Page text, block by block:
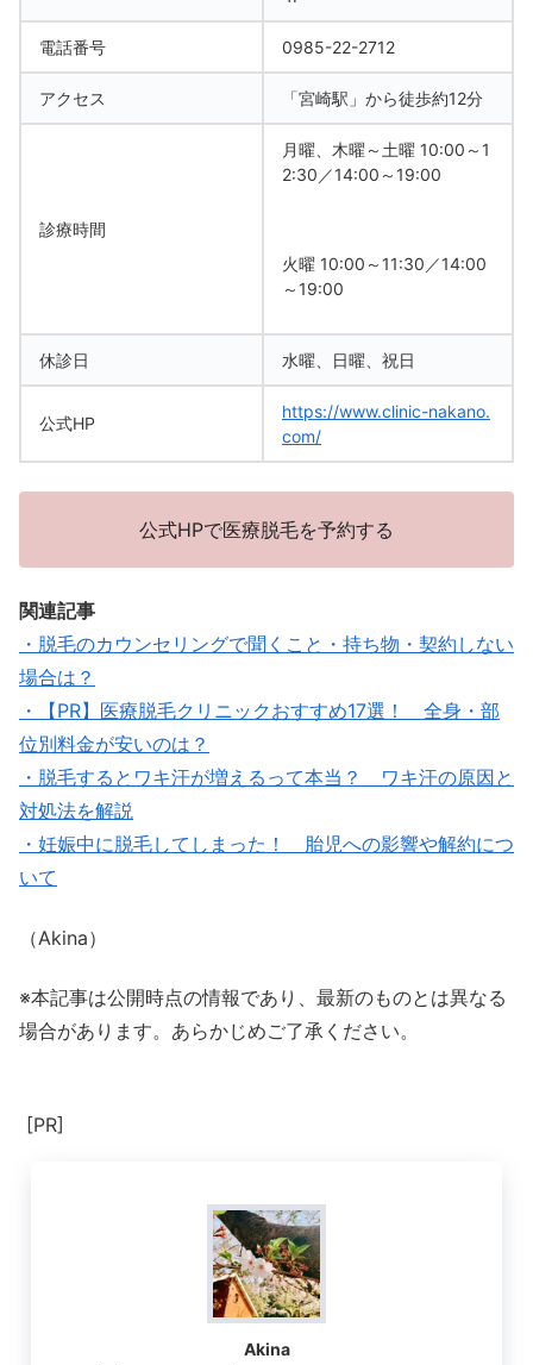
電話番号 0985-22-2712
アクセス 「宮崎駅」から徒歩約12分
診療時間
月曜、木曜～土曜 10:00～1
2:30／14:00～19:00
火曜 10:00～11:30／14:00
～19:00
休診日 水曜、日曜、祝日
公式HP
https://www.clinic-nakano.
com/
公式HPで医療脱毛を予約する
関連記事
・脱毛のカウンセリングで聞くこと・持ち物・契約しない
場合は？
・【PR】医療脱毛クリニックおすすめ17選！ 全身・部
位別料金が安いのは？
・脱毛するとワキ汗が増えるって本当？ ワキ汗の原因と
対処法を解説
・妊娠中に脱毛してしまった！ 胎児への影響や解約につ
いて
（Akina）
※本記事は公開時点の情報であり、最新のものとは異なる
場合があります。あらかじめご了承ください。
[PR]
Akina